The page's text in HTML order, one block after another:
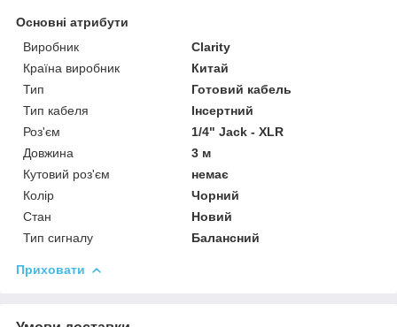
Основні атрибути
Виробник
Clarity
Країна виробник
Китай
Тип
Готовий кабель
Тип кабеля
Інсертний
Роз'єм
1/4" Jack - XLR
Довжина
3 м
Кутовий роз'єм
немає
Колір
Чорний
Стан
Новий
Тип сигналу
Балансний
Приховати